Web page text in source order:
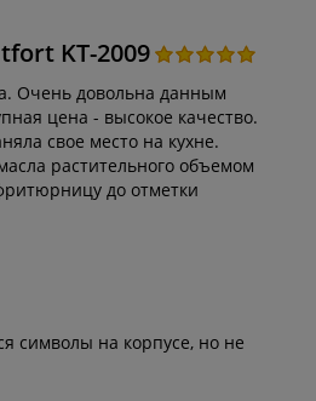
KT-2009
Очень довольна данным
цена - высокое качество.
свое место на кухне.
растительного объемом
до отметки
символы на корпусе, но не